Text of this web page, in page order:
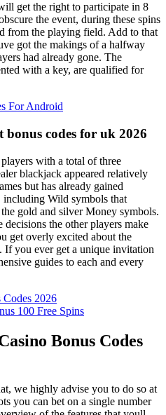
get the right to participate in 8
the event, during these spins
from the playing field. Add to that
got the makings of a halfway
had already gone. The
with a key, are qualified for
For Android
bonus codes for uk 2026
with a total of three
blackjack appeared relatively
but has already gained
Wild symbols that
gold and silver Money symbols.
the other players make
get overly excited about the
If you ever get a unique invitation
guides to each and every
Codes 2026
100 Free Spins
Bonus Codes
we highly advise you to do so at
you can bet on a single number